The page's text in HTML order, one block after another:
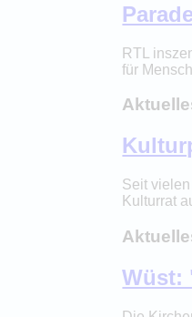
RTL
für
Seit
Kulturrat
Wüst: